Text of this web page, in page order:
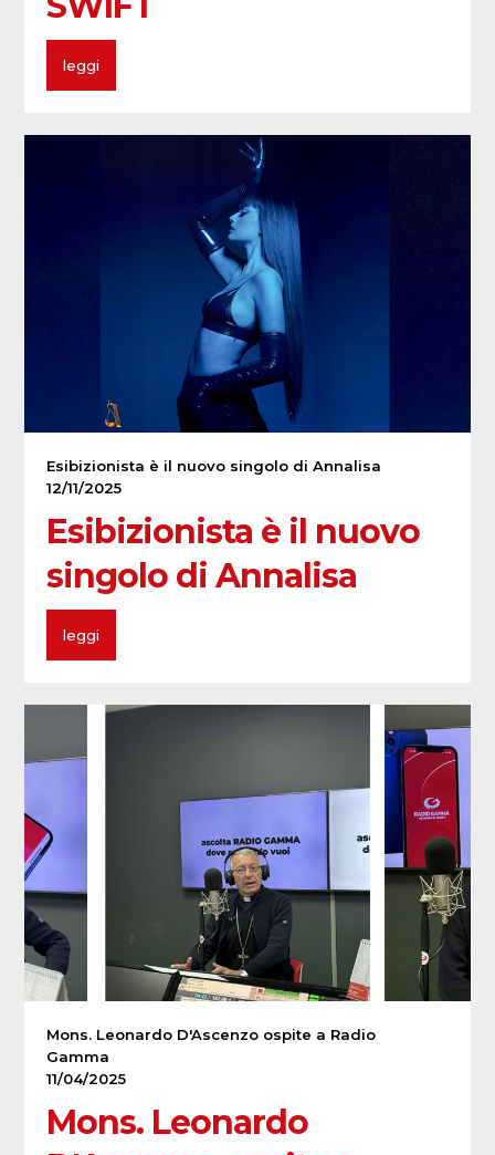
leggi
Esibizionista è il nuovo singolo di Annalisa
12/11/2025
Esibizionista è il nuovo
singolo di Annalisa
leggi
Mons. Leonardo D'Ascenzo ospite a Radio
Gamma
11/04/2025
Mons. Leonardo